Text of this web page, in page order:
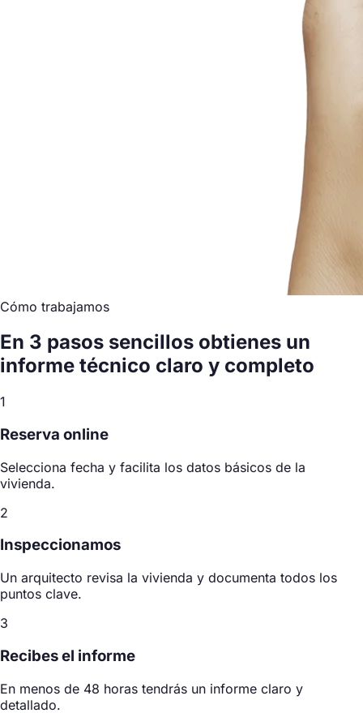
Cómo trabajamos
En 3 pasos sencillos obtienes un
informe técnico claro y completo
1
Reserva online
Selecciona fecha y facilita los datos básicos de la
vivienda.
2
Inspeccionamos
Un arquitecto revisa la vivienda y documenta todos los
puntos clave.
3
Recibes el informe
En menos de 48 horas tendrás un informe claro y
detallado.